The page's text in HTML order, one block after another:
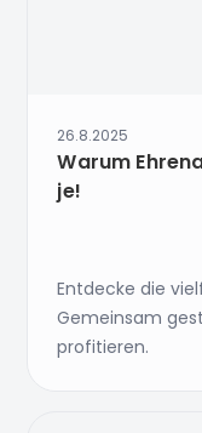
26.8.2025
Warum
je!
Entdecke die
Gemeinsam
profitieren.